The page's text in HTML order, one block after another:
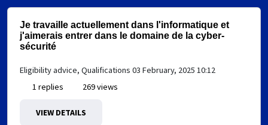
Je travaille actuellement dans l'informatique et
j'aimerais entrer dans le domaine de la cyber-
sécurité
Eligibility advice, Qualifications 03 February, 2025 10:12
1 replies
269 views
VIEW DETAILS